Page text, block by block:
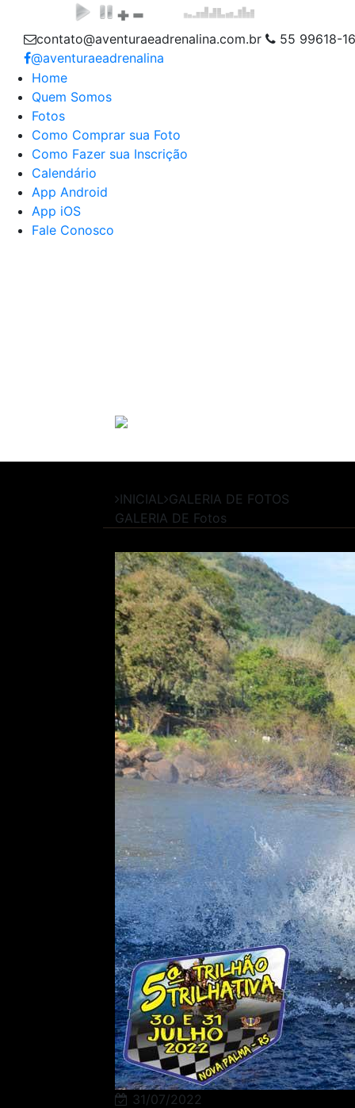
contato@aventuraeadrenalina.com.br
55 99618-
@aventuraeadrenalina
Home
Quem Somos
Fotos
Como Comprar sua Foto
Como Fazer sua Inscrição
Calendário
App Android
App iOS
Fale Conosco
INICIAL GALERIA DE FOTOS
GALERIA DE Fotos
31/07/2022